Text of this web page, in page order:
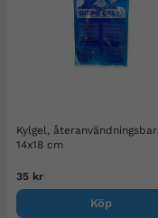
Kylgel, återanvändningsbar
14x18 cm
35 kr
Köp